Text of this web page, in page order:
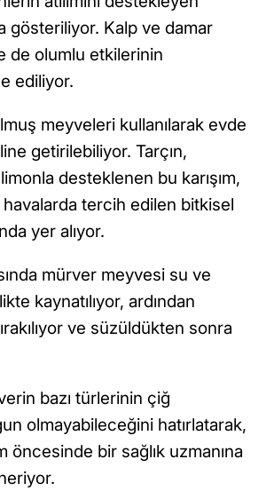
gösteriliyor. Kalp ve damar
de olumlu etkilerinin
ediliyor.
meyveleri kullanılarak evde
getirilebiliyor. Tarçın,
desteklenen bu karışım,
tercih edilen bitkisel
yer alıyor.
mürver meyvesi su ve
kaynatılıyor, ardından
ve süzüldükten sonra
bazı türlerinin çiğ
olmayabileceğini hatırlatarak,
öncesinde bir sağlık uzmanına